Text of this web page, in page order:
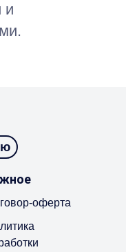
и
оферта